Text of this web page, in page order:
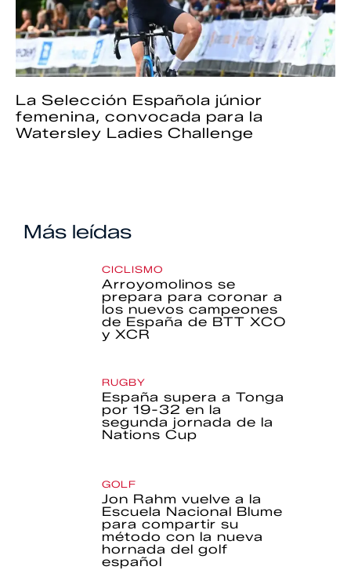
La Selección Española júnior
femenina, convocada para la
Watersley Ladies Challenge
Más leídas
CICLISMO
Arroyomolinos se
prepara para coronar a
los nuevos campeones
de España de BTT XCO
y XCR
RUGBY
España supera a Tonga
por 19-32 en la
segunda jornada de la
Nations Cup
GOLF
Jon Rahm vuelve a la
Escuela Nacional Blume
para compartir su
método con la nueva
hornada del golf
español